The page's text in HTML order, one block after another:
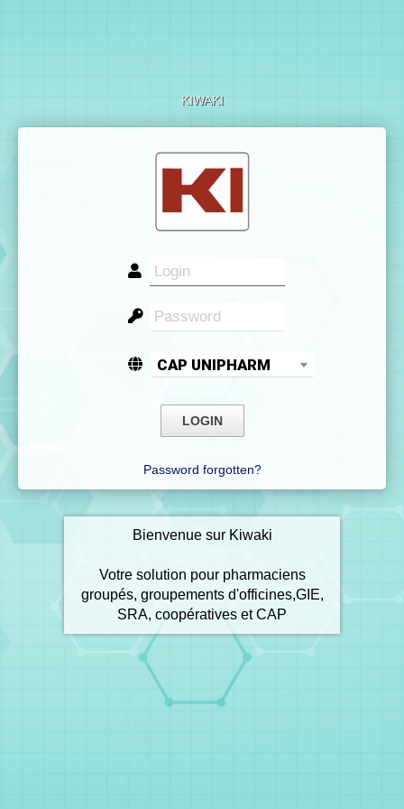
KIWAKI
CAP UNIPHARM
Password forgotten?
Bienvenue sur Kiwaki
Votre solution pour pharmaciens
groupés, groupements d'officines,GIE,
SRA, coopératives et CAP